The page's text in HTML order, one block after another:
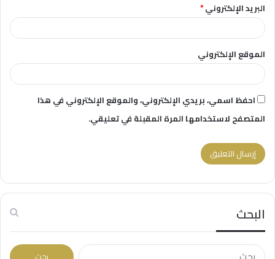
البريد الإلكتروني*
الموقع الإلكتروني
احفظ اسمي، بريدي الإلكتروني، والموقع الإلكتروني في هذا
المتصفح لاستخدامها المرة المقبلة في تعليقي.
البحث
البحث